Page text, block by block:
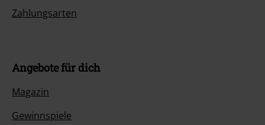
Zahlungsarten
Angebote für dich
Magazin
Gewinnspiele